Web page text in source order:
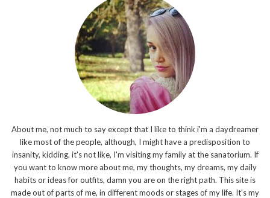
About me, not much to say except that I like to think i'm a daydreamer
like most of the people, although, I might have a predisposition to
insanity, kidding, it's not like, I'm visiting my family at the sanatorium. If
you want to know more about me, my thoughts, my dreams, my daily
habits or ideas for outfits, damn you are on the right path. This site is
made out of parts of me, in different moods or stages of my life. It's my